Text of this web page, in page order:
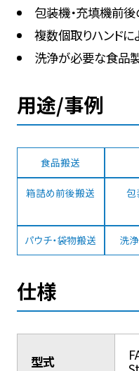
包装機・充填機前
複数個取りハンド
洗浄が必要な食品
用途/事例
食品搬送
箱詰め前後搬送 包
パウチ・袋物搬送 洗
仕様
型式